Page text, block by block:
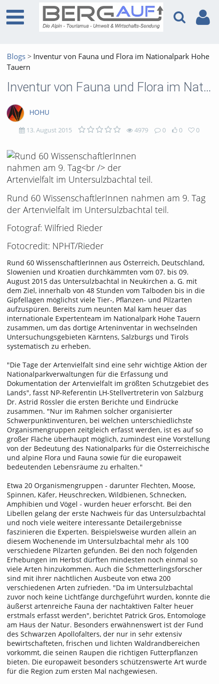
Blogs
Inventur von Fauna und Flora im Nationalpark Hohe
Tauern
Inventur von Fauna und Flora im Nationalpark Hohe Tauern
HOHU
13. August 2015 4979
4979
views
0
Kommentare
0
likes
0
favorites
Rund 60 WissenschaftlerInnen nahmen am 9. Tag
der Artenvielfalt im Untersulzbachtal teil.
Fotograf: Wilfried Rieder
Fotocredit: NPHT/Rieder
Rund 60 WissenschaftlerInnen aus Österreich, Deutschland,
Slowenien und Kroatien durchkämmten vom 07. bis 09.
August 2015 das Untersulzbachtal in Neukirchen a. G. mit
dem Ziel, innerhalb von 48 Stunden vom Talboden bis in die
Gipfellagen möglichst viele Tier-, Pflanzen- und Pilzarten
aufzuspüren. Bereits zum neunten Mal kam heuer das
internationale Expertenteam im Nationalpark Hohe Tauern
zusammen, um das dortige Arteninventar in wechselnden
Untersuchungsgebieten Kärntens, Salzburgs und Tirols
systematisch zu erheben.
"Die Tage der Artenvielfalt sind eine sehr wichtige Aktion der
Nationalparkverwaltungen für die Erfassung und
Dokumentation der Artenvielfalt im größten Schutzgebiet des
Lands", fasst NP-Referentin LH-Stellvertreterin von Salzburg
Dr. Astrid Rössler die ersten Berichte und Eindrücke
zusammen. "Nur im Rahmen solcher organisierter
Schwerpunktinventuren, bei welchen unterschiedlichste
Organismengruppen zeitgleich erfasst werden, ist es auf so
großer Fläche überhaupt möglich, zumindest eine Vorstellung
von der Bedeutung des Nationalparks für die Österreichische
und alpine Flora und Fauna sowie für die europaweit
bedeutenden Lebensräume zu erhalten."
Etwa 20 Organismengruppen - darunter Flechten, Moose,
Spinnen, Käfer, Heuschrecken, Wildbienen, Schnecken,
Amphibien und Vögel - wurden heuer erforscht. Bei den
Libellen gelang der erste Nachweis für das Untersulzbachtal
und noch viele weitere interessante Detailergebnisse
faszinieren die Experten. Beispielsweise wurden allein an
diesem Wochenende im Untersulzbachtal mehr als 100
verschiedene Pilzarten gefunden. Bei den noch folgenden
Erhebungen im Herbst dürften mindesten noch einmal so
viele Arten hinzukommen. Auch die Schmetterlingsforscher
sind mit ihrer nächtlichen Ausbeute von etwa 200
verschiedenen Arten zufrieden. "Da im Untersulzbachtal
zuvor noch keine Lichtfänge durchgeführt wurden, konnte die
äußerst artenreiche Fauna der nachtaktiven Falter heuer
erstmals erfasst werden", berichtet Patrick Gros, Entomologe
am Haus der Natur. Besonders erwähnenswert ist der Fund
des Schwarzen Apollofalters, der nur in sehr extensiv
bewirtschafteten, frischen und lichten Waldrandbereichen
vorkommt, die seinen Raupen die richtigen Futterpflanzen
bieten. Die europaweit besonders schützenswerte Art wurde
für die Region zum ersten Mal nachgewiesen.